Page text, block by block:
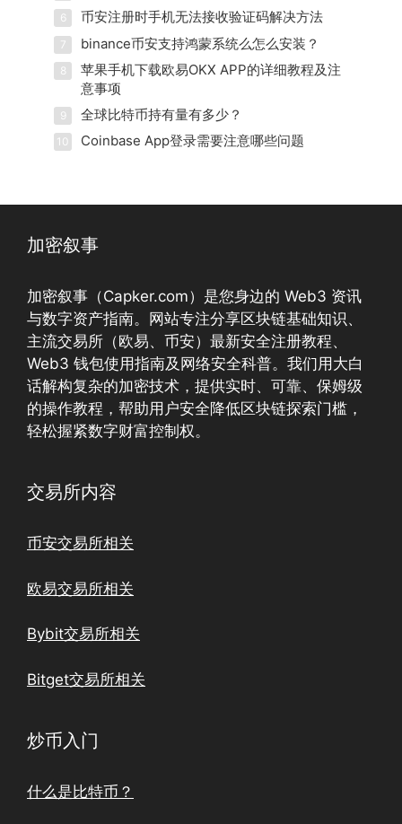
6 币安注册时手机无法接收验证码解决方法
7 binance币安支持鸿蒙系统么怎么安装？
8
苹果手机下载欧易OKX APP的详细教程及注
意事项
9 全球比特币持有量有多少？
10 Coinbase App登录需要注意哪些问题
加密叙事
加密叙事（Capker.com）是您身边的 Web3 资讯
与数字资产指南。网站专注分享区块链基础知识、
主流交易所（欧易、币安）最新安全注册教程、
Web3 钱包使用指南及网络安全科普。我们用大白
话解构复杂的加密技术，提供实时、可靠、保姆级
的操作教程，帮助用户安全降低区块链探索门槛，
轻松握紧数字财富控制权。
交易所内容
币安交易所相关
欧易交易所相关
Bybit交易所相关
Bitget交易所相关
炒币入门
什么是比特币？